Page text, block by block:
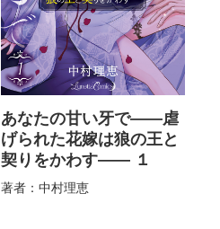
あなたの甘い牙で――虐
げられた花嫁は狼の王と
契りをかわす―― １
著者：中村理恵